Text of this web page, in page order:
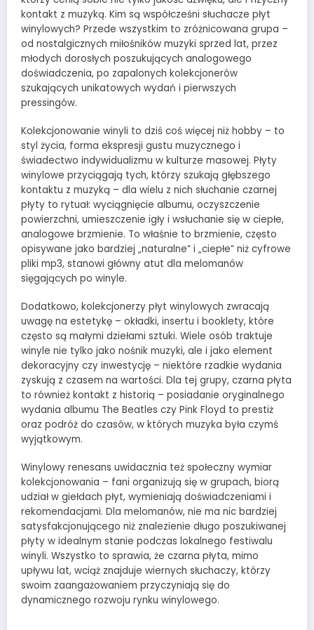
kontakt z muzyką. Kim są współcześni słuchacze płyt
winylowych? Przede wszystkim to zróżnicowana grupa –
od nostalgicznych miłośników muzyki sprzed lat, przez
młodych dorosłych poszukujących analogowego
doświadczenia, po zapalonych kolekcjonerów
szukających unikatowych wydań i pierwszych
pressingów.
Kolekcjonowanie winyli to dziś coś więcej niż hobby – to
styl życia, forma ekspresji gustu muzycznego i
świadectwo indywidualizmu w kulturze masowej. Płyty
winylowe przyciągają tych, którzy szukają głębszego
kontaktu z muzyką – dla wielu z nich słuchanie czarnej
płyty to rytuał: wyciągnięcie albumu, oczyszczenie
powierzchni, umieszczenie igły i wsłuchanie się w ciepłe,
analogowe brzmienie. To właśnie to brzmienie, często
opisywane jako bardziej „naturalne” i „ciepłe” niż cyfrowe
pliki mp3, stanowi główny atut dla melomanów
sięgających po winyle.
Dodatkowo, kolekcjonerzy płyt winylowych zwracają
uwagę na estetykę – okładki, insertu i booklety, które
często są małymi dziełami sztuki. Wiele osób traktuje
winyle nie tylko jako nośnik muzyki, ale i jako element
dekoracyjny czy inwestycję – niektóre rzadkie wydania
zyskują z czasem na wartości. Dla tej grupy, czarna płyta
to również kontakt z historią – posiadanie oryginalnego
wydania albumu The Beatles czy Pink Floyd to prestiż
oraz podróż do czasów, w których muzyka była czymś
wyjątkowym.
Winylowy renesans uwidacznia też społeczny wymiar
kolekcjonowania – fani organizują się w grupach, biorą
udział w giełdach płyt, wymieniają doświadczeniami i
rekomendacjami. Dla melomanów, nie ma nic bardziej
satysfakcjonującego niż znalezienie długo poszukiwanej
płyty w idealnym stanie podczas lokalnego festiwalu
winyli. Wszystko to sprawia, że czarna płyta, mimo
upływu lat, wciąż znajduje wiernych słuchaczy, którzy
swoim zaangażowaniem przyczyniają się do
dynamicznego rozwoju rynku winylowego.